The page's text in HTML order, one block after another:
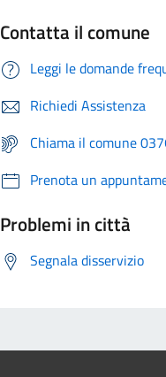
Contatta il comune
Leggi le domande
Richiedi Assistenza
Chiama il comune
Prenota un
Problemi in città
Segnala disservizio